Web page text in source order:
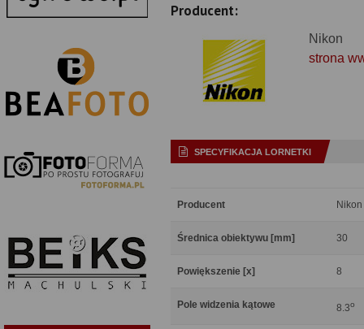
Producent:
Nikon
strona
SPECYFIKACJA LORNETKI
Producent Nikon
Średnica obiektywu [mm] 30
Powiększenie [x] 8
Pole widzenia kątowe 8.3o